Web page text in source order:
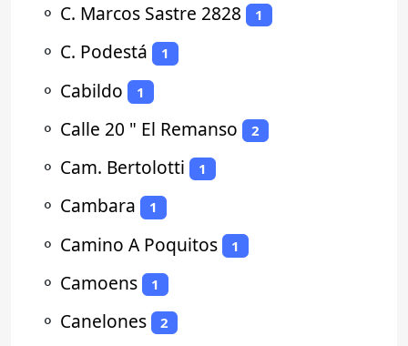
⚬ C. Marcos Sastre 2828 1
⚬ C. Podestá 1
⚬ Cabildo 1
⚬ Calle 20 " El Remanso 2
⚬ Cam. Bertolotti 1
⚬ Cambara 1
⚬ Camino A Poquitos 1
⚬ Camoens 1
⚬ Canelones 2